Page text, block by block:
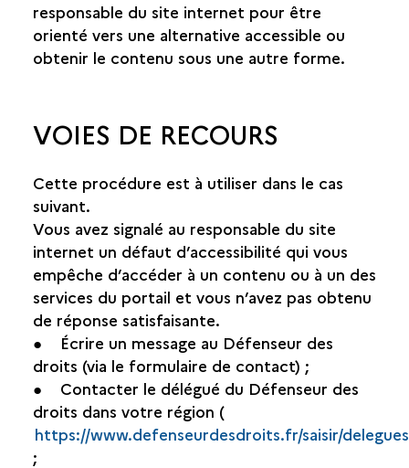
responsable du site internet pour être
orienté vers une alternative accessible ou
obtenir le contenu sous une autre forme.
VOIES DE RECOURS
Cette procédure est à utiliser dans le cas
suivant.
Vous avez signalé au responsable du site
internet un défaut d’accessibilité qui vous
empêche d’accéder à un contenu ou à un des
services du portail et vous n’avez pas obtenu
de réponse satisfaisante.
● Écrire un message au Défenseur des
droits (via le formulaire de contact) ;
● Contacter le délégué du Défenseur des
droits dans votre région (
https://www.defenseurdesdroits.fr/saisir/delegues
;